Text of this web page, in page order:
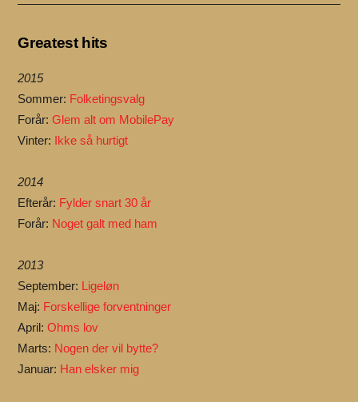
Greatest hits
2015
Sommer: Folketingsvalg
Forår:Glem alt om MobilePay
Vinter: Ikke så hurtigt
2014
Efterår: Fylder snart 30 år
Forår: Noget galt med ham
2013
September: Ligeløn
Maj: Forskellige forventninger
April:Ohms lov
Marts: Nogen der vil bytte?
Januar: Han elsker mig